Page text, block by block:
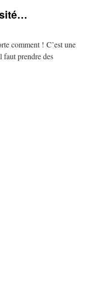
comment ! C’est une
faut prendre des